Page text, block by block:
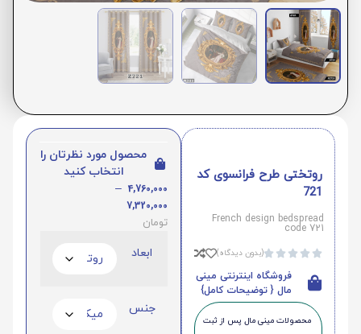
روتختی طرح فرانسوی کد
721
French design bedspread
code 721




(بدون دیدگاه)
فروشگاه اینترنتی مینی
مال { توضیحات کامل}
محصولات مینی‌ مال پس از ثبت
محصول مورد نظرتان را
انتخاب کنید
4,760,000
–
7,320,000
تومان
ابعاد
جنس